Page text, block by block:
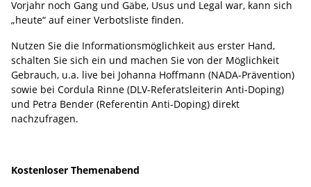
Vorjahr noch Gang und Gäbe, Usus und Legal war, kann sich
„heute“ auf einer Verbotsliste finden.
Nutzen Sie die Informationsmöglichkeit aus erster Hand,
schalten Sie sich ein und machen Sie von der Möglichkeit
Gebrauch, u.a. live bei Johanna Hoffmann (NADA-Prävention)
sowie bei Cordula Rinne (DLV-Referatsleiterin Anti-Doping)
und Petra Bender (Referentin Anti-Doping) direkt
nachzufragen.
Kostenloser Themenabend